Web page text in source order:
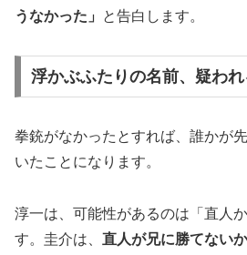
うなかった」
と告白します。
浮かぶふたりの名前、疑われ
拳銃がなかったとすれば、誰かが
いたことになります。
淳一は、可能性があるのは「直人
す。圭介は、 直人が兄に勝てない